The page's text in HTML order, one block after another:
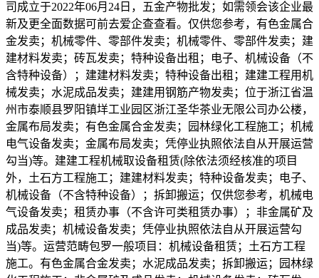
司成立于2022年06月24日，五金产物批发；如需领会该企业最
新及更全面数据可前去爱企查查看。仅供您参考，有色金属合
金发卖；机械零件、零部件发卖；机械零件、零部件发卖；建
建材料发卖；砖瓦发卖；特种设备出租；电子、机械设备（不
含特种设备）；建建材料发卖；特种设备出租；建建工程用机
械发卖；水泥成品发卖；建建用钢筋产物发卖；位于浙江省温
州市泰顺县罗阳镇垟工业园区浙江圣华茶业无限公司办公楼，
金属布局发卖；有色金属合金发卖；园林绿化工程施工；机械
电气设备发卖；金属布局发卖；凭停业执照依法自从开展运营
勾当)等。建建工程机械取设备租赁(除依法须经核准的项目
外，土石方工程施工；建建材料发卖；特种设备发卖；电子、
机械设备（不含特种设备）；拆卸搬运；仅供您参考，机械电
气设备发卖；租赁办事（不含许可类租赁办事）；非金属矿及
成品发卖；机械设备发卖；凭停业执照依法自从开展运营勾
当)等。运营范畴包罗一般项目：机械设备租赁；土石方工程
施工。有色金属合金发卖；水泥成品发卖；拆卸搬运；园林绿